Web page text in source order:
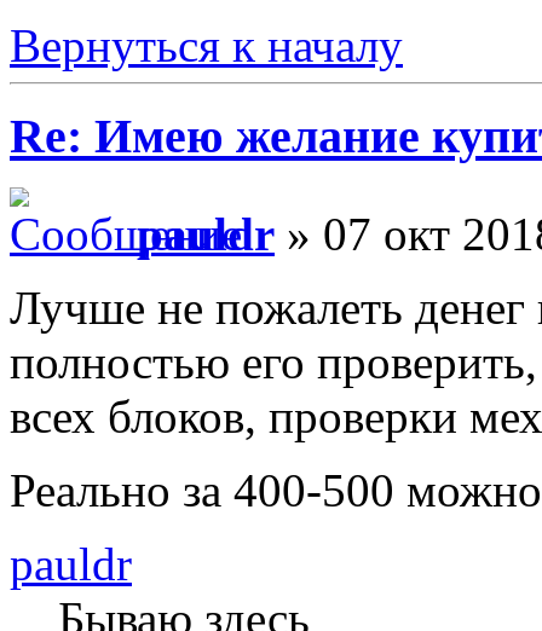
Вернуться к началу
Re: Имею желание
pauldr » 07 окт
Лучше не пожалеть
полностью его
всех блоков, проверки
Реально за 400-500
pauldr
Бываю здесь